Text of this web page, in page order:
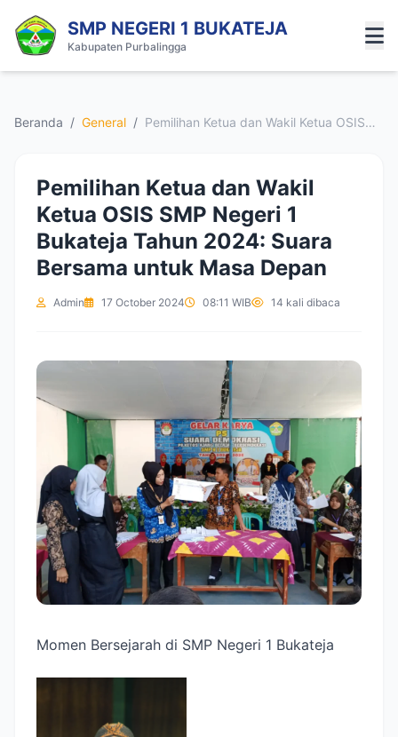
SMP NEGERI 1 BUKATEJA
Kabupaten Purbalingga
Beranda / General / Pemilihan Ketua dan Wakil Ketua OSIS
Pemilihan Ketua dan Wakil
Ketua OSIS SMP Negeri 1
Bukateja Tahun 2024: Suara
Bersama untuk Masa Depan
Admin 17 October 2024 08:11 WIB 14 kali dibaca
Momen Bersejarah di SMP Negeri 1 Bukateja